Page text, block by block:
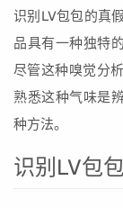
识别LV包包的真
品具有一种独特
尽管这种嗅觉分
熟悉这种气味是
种方法。
识别LV包